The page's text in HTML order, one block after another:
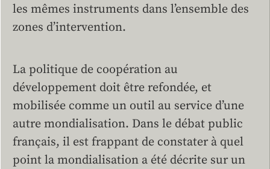
les mêmes instruments dans l’ensemble des
zones d’intervention.
La politique de coopération au
développement doit être refondée, et
mobilisée comme un outil au service d’une
autre mondialisation. Dans le débat public
français, il est frappant de constater à quel
point la mondialisation a été décrite sur un